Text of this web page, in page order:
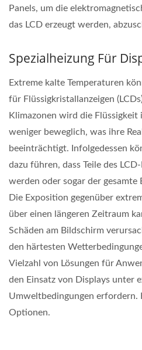
Panels, um die
das LCD erzeugt werden,
Spezialheizung Für
Extreme kalte Temperaturen
für Flüssigkristallanzeigen
Klimazonen wird die Flüssigkeit
weniger beweglich, was ihre
beeinträchtigt. Infolgedessen
dazu führen, dass Teile des
werden oder sogar der
Die Exposition gegenüber
über einen längeren Zeitraum
Schäden am Bildschirm
den härtesten
Vielzahl von Lösungen für
den Einsatz von Displays unter
Umweltbedingungen erfordern.
Optionen.